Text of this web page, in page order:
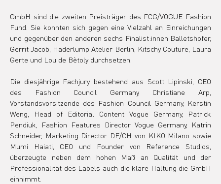
GmbH sind die zweiten Preisträger des FCG/VOGUE Fashion
Fund. Sie konnten sich gegen eine Vielzahl an Einreichungen
und gegenüber den anderen sechs Finalist:innen Balletshofer,
Gerrit Jacob, Haderlump Atelier Berlin, Kitschy Couture, Laura
Gerte und Lou de Bètoly durchsetzen.
Die diesjährige Fachjury bestehend aus Scott Lipinski, CEO
des Fashion Council Germany, Christiane Arp,
Vorstandsvorsitzende des Fashion Council Germany, Kerstin
Weng, Head of Editorial Content Vogue Germany, Patrick
Pendiuk, Fashion Features Director Vogue Germany, Katrin
Schneider, Marketing Director DE/CH von KIKO Milano sowie
Mumi Haiati, CEO und Founder von Reference Studios,
überzeugte neben dem hohen Maß an Qualität und der
Professionalität des Labels auch die klare Haltung die GmbH
einnimmt.